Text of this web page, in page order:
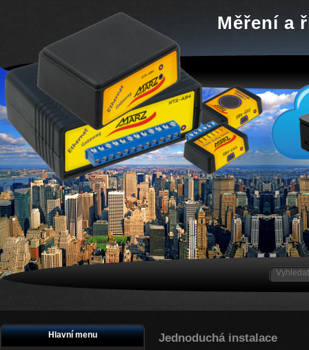
Měření a
Hlavní menu Jednoduchá instalace